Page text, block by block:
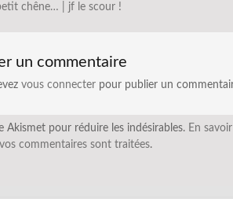
chêne… | jf le scour !
un commentaire
vous connecter pour publier un
Akismet pour réduire les indésirables. En
commentaires sont traitées.